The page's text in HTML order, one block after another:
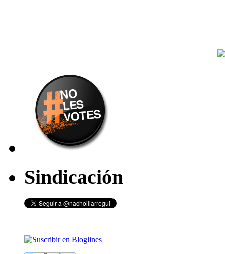
Sindicación